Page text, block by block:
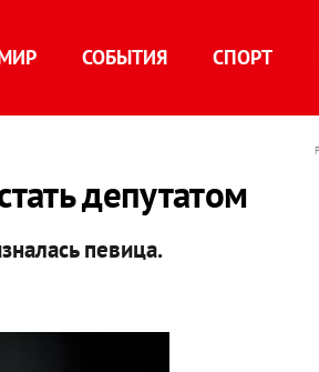
СОБЫТИЯ СПОРТ
депутатом
певица.